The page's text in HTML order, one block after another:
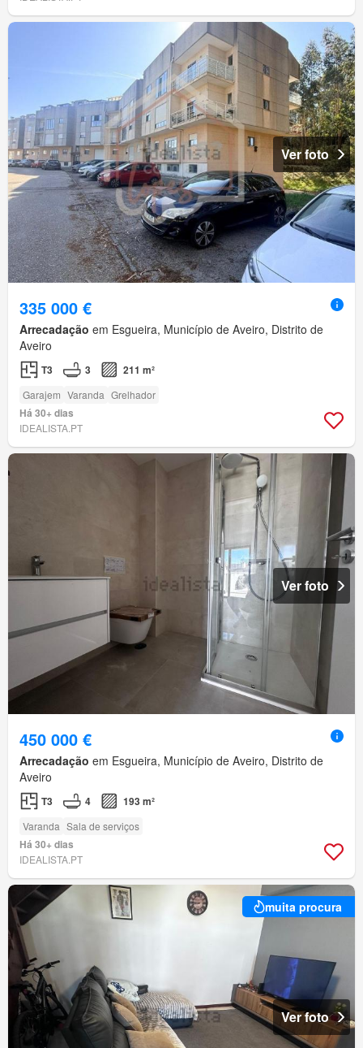
Ver foto
335 000 €
Arrecadação em Esgueira, Município de Aveiro, Distrito de
Aveiro
T3 3 211 m²
Garajem Varanda Grelhador
Há 30+ dias
IDEALISTA.PT
Ver foto
450 000 €
Arrecadação em Esgueira, Município de Aveiro, Distrito de
Aveiro
T3 4 193 m²
Varanda Sala de serviços
Há 30+ dias
IDEALISTA.PT
muita procura
Ver foto